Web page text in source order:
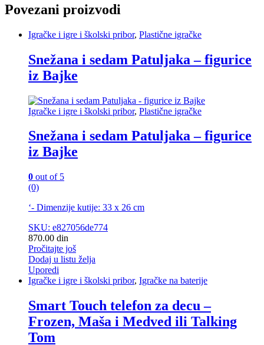
Povezani proizvodi
Igračke i igre i školski pribor, Plastične igračke
Snežana i sedam Patuljaka – figurice
iz Bajke
Igračke i igre i školski pribor, Plastične igračke
Snežana i sedam Patuljaka – figurice
iz Bajke
0 out of 5
(0)
‘- Dimenzije kutije: 33 x 26 cm
SKU: e827056de774
870.00 din
Pročitajte još
Dodaj u listu želja
Uporedi
Igračke i igre i školski pribor, Igračke na baterije
Smart Touch telefon za decu –
Frozen, Maša i Medved ili Talking
Tom